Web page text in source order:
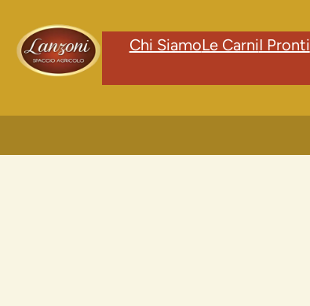
Chi SiamoLe CarniI Pronti